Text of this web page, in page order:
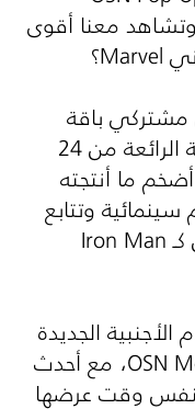
وتشاهد معنا أقوى
Marvel؟
باقة
بلاتينيوم، ستحظى بهذه التجربة الرائعة من 24
أضخم ما أنتجته
وتتابع
Iron Man
الأجنبية الجديدة
OSN، مع أحدث
بنفس وقت عرضها